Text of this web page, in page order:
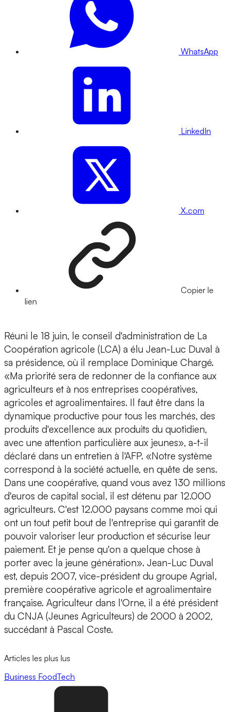
WhatsApp
LinkedIn
X.com
Copier le
lien
Réuni le 18 juin, le conseil d'administration de La
Coopération agricole (LCA) a élu Jean-Luc Duval à
sa présidence, où il remplace Dominique Chargé.
«Ma priorité sera de redonner de la confiance aux
agriculteurs et à nos entreprises coopératives,
agricoles et agroalimentaires. Il faut être dans la
dynamique productive pour tous les marchés, des
produits d'excellence aux produits du quotidien,
avec une attention particulière aux jeunes», a-t-il
déclaré dans un entretien à l'AFP. «Notre système
correspond à la société actuelle, en quête de sens.
Dans une coopérative, quand vous avez 130 millions
d'euros de capital social, il est détenu par 12.000
agriculteurs. C'est 12.000 paysans comme moi qui
ont un tout petit bout de l'entreprise qui garantit de
pouvoir valoriser leur production et sécurise leur
paiement. Et je pense qu'on a quelque chose à
porter avec la jeune génération». Jean-Luc Duval
est, depuis 2007, vice-président du groupe Agrial,
première coopérative agricole et agroalimentaire
française. Agriculteur dans l'Orne, il a été président
du CNJA (Jeunes Agriculteurs) de 2000 à 2002,
succédant à Pascal Coste.
Articles les plus lus
Business FoodTech